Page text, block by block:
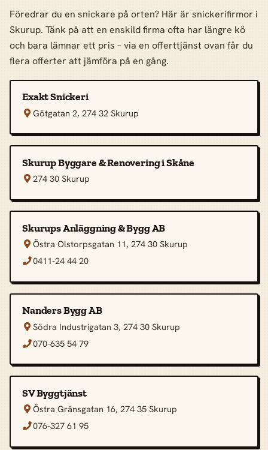
Föredrar du en snickare på orten? Här är snickerifirmor i
Skurup. Tänk på att en enskild firma ofta har längre kö
och bara lämnar ett pris – via en offerttjänst ovan får du
flera offerter att jämföra på en gång.
Exakt Snickeri
 Götgatan 2, 274 32 Skurup
Skurup Byggare & Renovering i Skåne
 274 30 Skurup
Skurups Anläggning & Bygg AB
 Östra Olstorpsgatan 11, 274 30 Skurup
0411-24 44 20
Nanders Bygg AB
 Södra Industrigatan 3, 274 30 Skurup
070-635 54 79
SV Byggtjänst
 Östra Gränsgatan 16, 274 35 Skurup
076-327 61 95